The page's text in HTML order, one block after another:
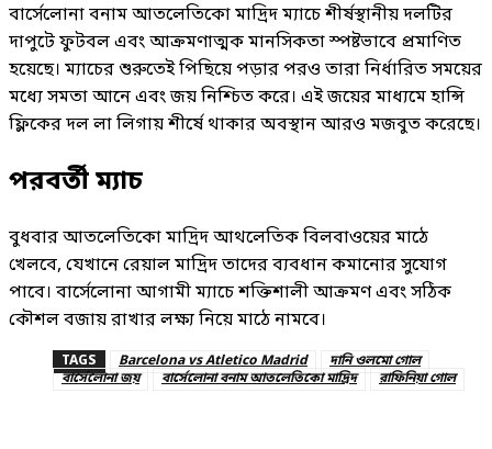
বার্সেলোনা বনাম আতলেতিকো মাদ্রিদ ম্যাচে শীর্ষস্থানীয় দলটির
দাপুটে ফুটবল এবং আক্রমণাত্মক মানসিকতা স্পষ্টভাবে প্রমাণিত
হয়েছে। ম্যাচের শুরুতেই পিছিয়ে পড়ার পরও তারা নির্ধারিত সময়ের
মধ্যে সমতা আনে এবং জয় নিশ্চিত করে। এই জয়ের মাধ্যমে হান্সি
ফ্লিকের দল লা লিগায় শীর্ষে থাকার অবস্থান আরও মজবুত করেছে।
পরবর্তী ম্যাচ
বুধবার আতলেতিকো মাদ্রিদ আথলেতিক বিলবাওয়ের মাঠে
খেলবে, যেখানে রেয়াল মাদ্রিদ তাদের ব্যবধান কমানোর সুযোগ
পাবে। বার্সেলোনা আগামী ম্যাচে শক্তিশালী আক্রমণ এবং সঠিক
কৌশল বজায় রাখার লক্ষ্য নিয়ে মাঠে নামবে।
TAGS Barcelona vs Atletico Madrid
দানি ওলমো গোল
বার্সেলোনা জয়
বার্সেলোনা বনাম আতলেতিকো মাদ্রিদ রাফিনিয়া গোল